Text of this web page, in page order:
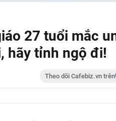
27 tuổi mắc
hãy tỉnh ngộ đi!
Theo dõi Cafebiz.vn trên